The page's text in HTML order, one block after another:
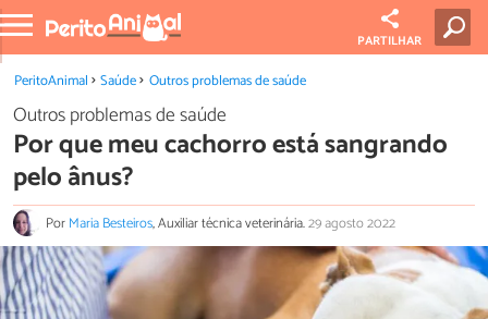
PARTILHAR
PeritoAnimal Saúde Outros problemas de saúde
Outros problemas de saúde
Por que meu cachorro está sangrando
pelo ânus?
PorMaria Besteiros, Auxiliar técnica veterinária.29 agosto 2022